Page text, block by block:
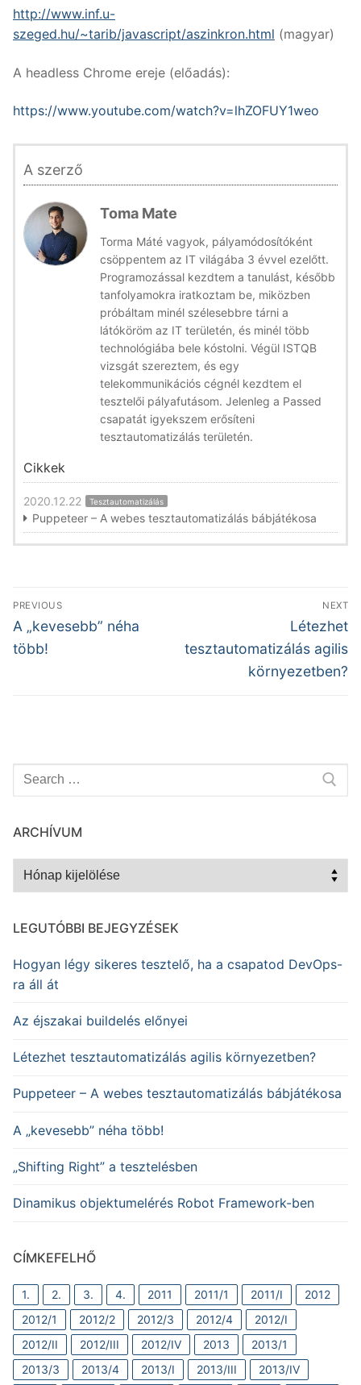
http://www.inf.u-
szeged.hu/~tarib/javascript/aszinkron.html (magyar)
A headless Chrome ereje (előadás):
https://www.youtube.com/watch?v=lhZOFUY1weo
A szerző
Toma Mate
Torma Máté vagyok, pályamódosítóként
csöppentem az IT világába 3 évvel ezelőtt.
Programozással kezdtem a tanulást, később
tanfolyamokra iratkoztam be, miközben
próbáltam minél szélesebbre tárni a
látóköröm az IT területén, és minél több
technológiába bele kóstolni. Végül ISTQB
vizsgát szereztem, és egy
telekommunikációs cégnél kezdtem el
tesztelői pályafutásom. Jelenleg a Passed
csapatát igyekszem erősíteni
tesztautomatizálás területén.
Cikkek
2020.12.22 Tesztautomatizálás
Puppeteer – A webes tesztautomatizálás bábjátékosa
Bejegyzés
navigáció
PREVIOUS
Previous
post:
A „kevesebb” néha
több!
NEXT
Next
post:
Létezhet
tesztautomatizálás agilis
környezetben?
Keresése:
ARCHÍVUM
Archívum
LEGUTÓBBI BEJEGYZÉSEK
Hogyan légy sikeres tesztelő, ha a csapatod DevOps-
ra áll át
Az éjszakai buildelés előnyei
Létezhet tesztautomatizálás agilis környezetben?
Puppeteer – A webes tesztautomatizálás bábjátékosa
A „kevesebb” néha több!
„Shifting Right” a tesztelésben
Dinamikus objektumelérés Robot Framework-ben
CÍMKEFELHŐ
1. 2. 3. 4. 2011 2011/1 2011/I
2012
2012/1
2012/2 2012/3 2012/4
2012/I
2012/II
2012/III 2012/IV 2013
2013/1
2013/3
2013/4 2013/I 2013/III
2013/IV